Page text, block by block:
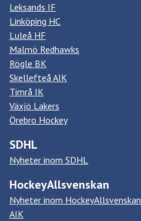
Leksands IF
Linköping HC
Luleå HF
Malmö Redhawks
Rögle BK
Skellefteå AIK
Timrå IK
Växjö Lakers
Örebro Hockey
SDHL
Nyheter inom SDHL
HockeyAllsvenskan
Nyheter inom HockeyAllsvenskan
AIK